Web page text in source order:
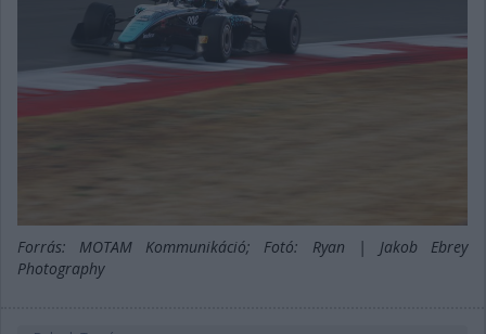
Forrás: MOTAM Kommunikáció; Fotó: Ryan | Jakob Ebrey
Photography